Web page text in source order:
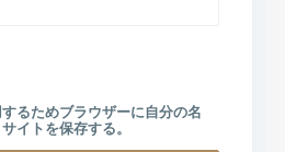
るためブラウザーに自分の名
イトを保存する。